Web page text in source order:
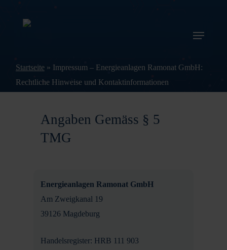
Menu
Startseite» Impressum – Energieanlagen Ramonat GmbH:
Rechtliche Hinweise und Kontaktinformationen
Angaben Gemäss § 5
TMG
Energieanlagen Ramonat GmbH
Am Zweigkanal 19
39126 Magdeburg
Handelsregister: HRB 111 903